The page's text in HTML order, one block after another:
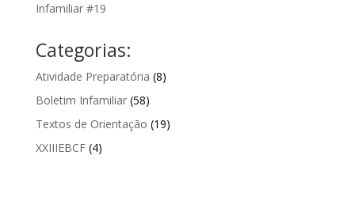
Infamiliar #19
Categorias:
Atividade Preparatória (8)
Boletim Infamiliar(58)
Textos de Orientação (19)
XXIIIEBCF(4)